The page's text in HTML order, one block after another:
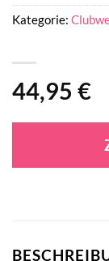
44,95 €
Kategorie: